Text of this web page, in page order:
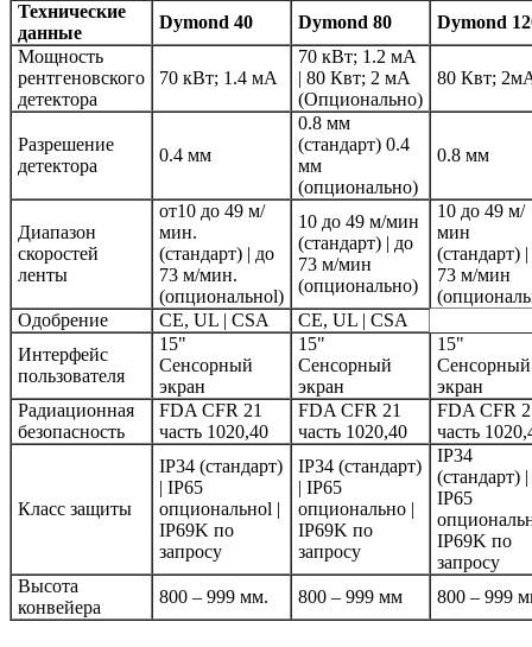
Технические
данные
Dymond 40 Dymond 80
Dymond
Мощность
рентгеновского
детектора
70 кВт; 1.4 мА
70 кВт; 1.2 мА
| 80 Квт; 2 мА
(Опционально)
80 Квт;
Разрешение
детектора
0.4 мм
0.8 мм
(стандарт) 0.4
мм
(опционально)
0.8 мм
Диапазон
скоростей
ленты
от10 до 49 м/
мин.
(стандарт) | до
73 м/мин.
(опциональноl)
10 до 49 м/мин
(стандарт) | до
73 м/мин
(опционально)
10 до 49 м/
мин
(стандарт)
73 м/мин
Одобрение
CE, UL | CSA
CE, UL | CSA
Интерфейс
пользователя
15"
Сенсорный
экран
15"
Сенсорный
экран
15"
Сенсорный
экран
Радиационная
безопасность
FDA CFR 21
часть 1020,40
FDA CFR 21
часть 1020,40
FDA CFR
часть
Класс защиты
IP34 (стандарт)
| IP65
опциональноl |
IP69K по
запросу
IP34 (стандарт)
| IP65
опционально |
IP69K по
запросу
IP34
(стандарт) |
IP65
IP69K по
запросу
Высота
конвейера
800 – 999 мм. 800 – 999 мм 800 – 999